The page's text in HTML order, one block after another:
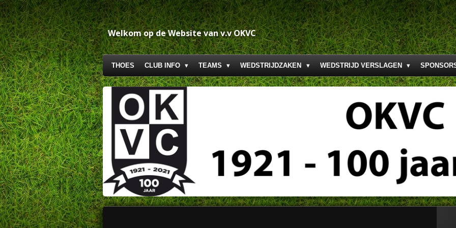
Ga
direct
naar
de
hoofdinhoud
Welkom op de Website van v.v OKVC
THOES CLUB INFO TEAMS WEDSTRIJDZAKEN WEDSTRIJD VERSLAGEN